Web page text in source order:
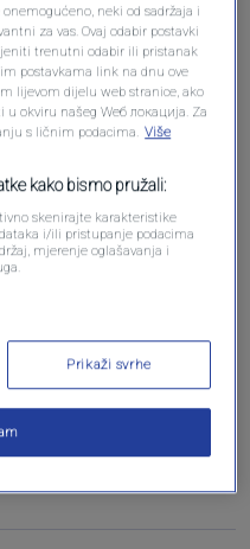
neki od sadržaja i
za vas. Ovaj odabir postavki
trenutni odabir ili pristanak
postavkama link na dnu ove
lijevom dijelu web stranice, ako
okviru našeg Wеб локација. Za
s ličnim podacima. Više
kako bismo pružali:
skenirajte karakteristike
i/ili pristupanje podacima
mjerenje oglašavanja i
Prikaži svrhe